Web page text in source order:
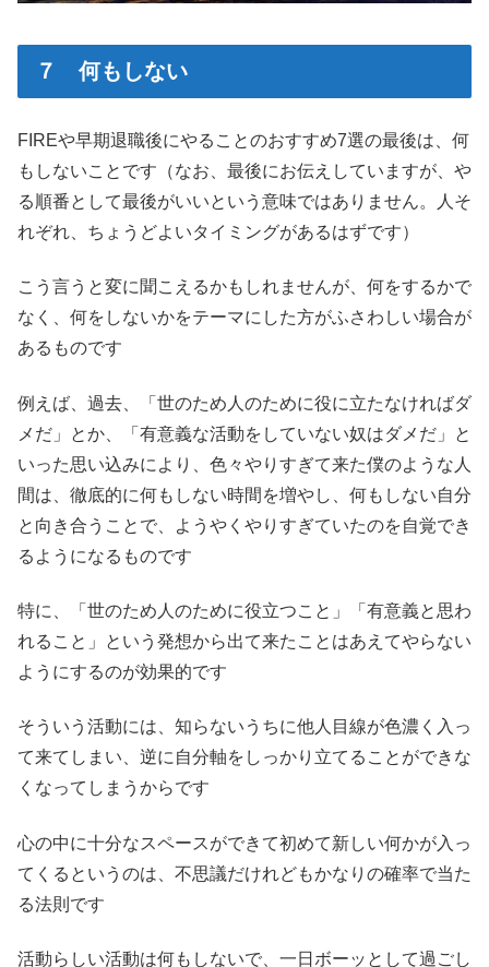
７ 何もしない
FIREや早期退職後にやることのおすすめ7選の最後は、何
もしないことです（なお、最後にお伝えしていますが、や
る順番として最後がいいという意味ではありません。人そ
れぞれ、ちょうどよいタイミングがあるはずです）
こう言うと変に聞こえるかもしれませんが、何をするかで
なく、何をしないかをテーマにした方がふさわしい場合が
あるものです
例えば、過去、「世のため人のために役に立たなければダ
メだ」とか、「有意義な活動をしていない奴はダメだ」と
いった思い込みにより、色々やりすぎて来た僕のような人
間は、徹底的に何もしない時間を増やし、何もしない自分
と向き合うことで、ようやくやりすぎていたのを自覚でき
るようになるものです
特に、「世のため人のために役立つこと」「有意義と思わ
れること」という発想から出て来たことはあえてやらない
ようにするのが効果的です
そういう活動には、知らないうちに他人目線が色濃く入っ
て来てしまい、逆に自分軸をしっかり立てることができな
くなってしまうからです
心の中に十分なスペースができて初めて新しい何かが入っ
てくるというのは、不思議だけれどもかなりの確率で当た
る法則です
活動らしい活動は何もしないで、一日ボーッとして過ごし